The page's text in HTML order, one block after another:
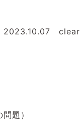
2023.10.07 clear
題）